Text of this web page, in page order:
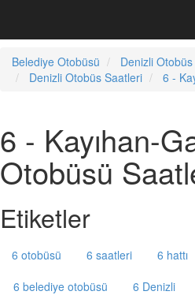
Belediye Otobüsü
Denizli
Denizli Otobüs Saatleri
6 -
6 - Kayıhan-
Otobüsü
Etiketler
6 otobüsü 6 saatleri 6 hattı
6 belediye otobüsü
6 Denizli